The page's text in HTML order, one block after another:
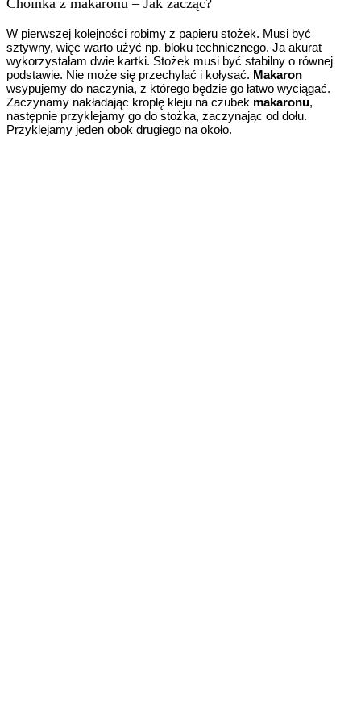
Choinka z makaronu – Jak zacząć?
W pierwszej kolejności robimy z papieru stożek. Musi być
sztywny, więc warto użyć np. bloku technicznego. Ja akurat
wykorzystałam dwie kartki. Stożek musi być stabilny o równej
podstawie. Nie może się przechylać i kołysać. Makaron
wsypujemy do naczynia, z którego będzie go łatwo wyciągać.
Zaczynamy nakładając kroplę kleju na czubek makaronu,
następnie przyklejamy go do stożka, zaczynając od dołu.
Przyklejamy jeden obok drugiego na około.